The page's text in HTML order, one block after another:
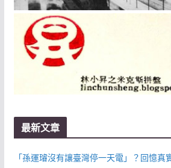
最新文章
「孫運璿沒有讓臺灣停一天電」？回憶真